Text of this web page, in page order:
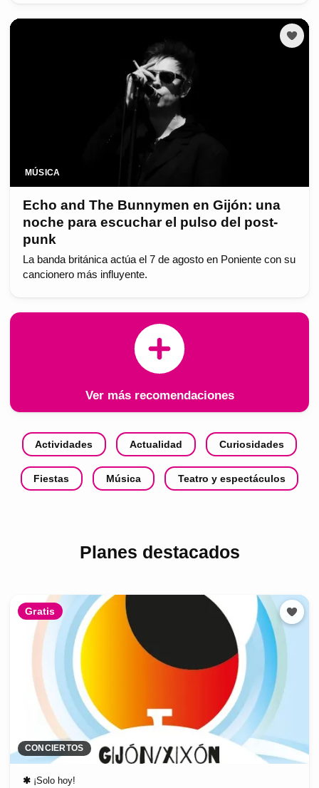
MÚSICA
Echo and The Bunnymen en Gijón: una
noche para escuchar el pulso del post-
punk
La banda británica actúa el 7 de agosto en Poniente con su
cancionero más influyente.
Ver más recomendaciones
Actividades Actualidad Curiosidades
Fiestas Música Teatro y espectáculos
Planes destacados
Gratis
CONCIERTOS
✱ ¡Solo hoy!